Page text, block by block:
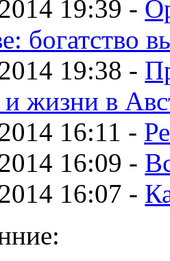
19:39 -
богатство
19:38 -
жизни в
16:11 -
16:09 -
16:07 -